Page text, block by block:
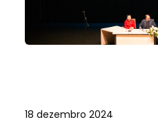
18 dezembro 2024